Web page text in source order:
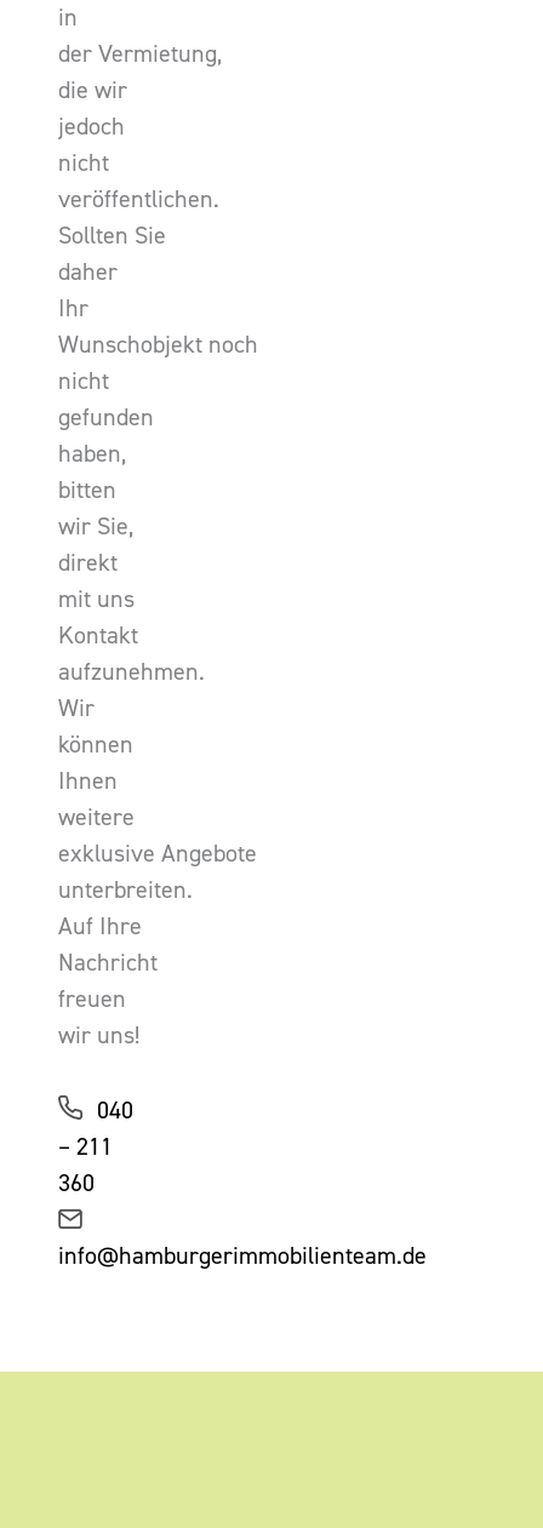
in
der Vermietung,
die wir
jedoch
nicht
veröffentlichen.
Sollten Sie
daher
Ihr
Wunschobjekt noch
nicht
gefunden
haben,
bitten
wir Sie,
direkt
mit uns
Kontakt
aufzunehmen.
Wir
können
Ihnen
weitere
exklusive Angebote
unterbreiten.
Auf Ihre
Nachricht
freuen
wir uns!
040
– 211
360
info@hamburgerimmobilienteam.de